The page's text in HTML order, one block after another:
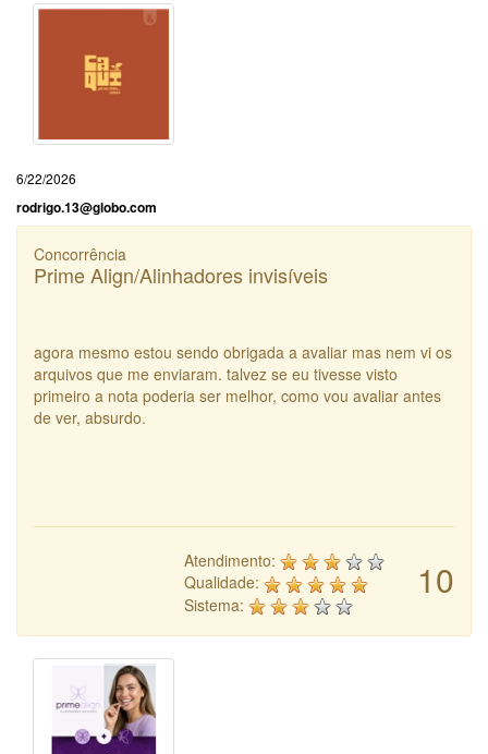
6/22/2026
rodrigo.13@globo.com
Concorrência
Prime Align/Alinhadores invisíveis
agora mesmo estou sendo obrigada a avaliar mas nem vi os
arquivos que me enviaram. talvez se eu tivesse visto
primeiro a nota poderia ser melhor, como vou avaliar antes
de ver, absurdo.
10
Atendimento:
Qualidade:
Sistema: